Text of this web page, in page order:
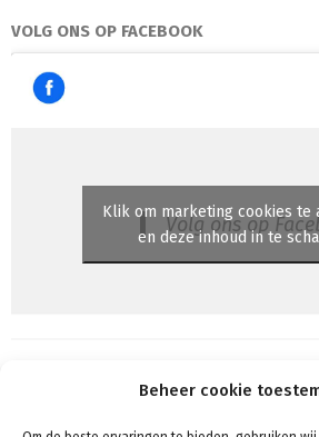
Beheer cookie
VOLG ONS OP FACEBOOK
Volg ons op
Klik om marketing cookies te
en deze inhoud in te